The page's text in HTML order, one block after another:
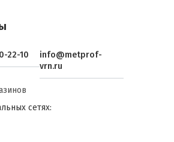
22-10
info@metprof-
vrn.ru
сетях: